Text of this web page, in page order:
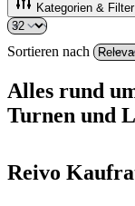
Kategorien & Filter
Sortieren nach
Alles rund
Turnen und
Reivo